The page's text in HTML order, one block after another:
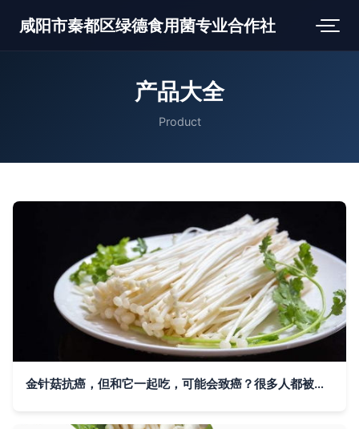
咸阳市秦都区绿德食用菌专业合作社
产品大全
Product
金针菇抗癌，但和它一起吃，可能会致癌？很多人都被误导了